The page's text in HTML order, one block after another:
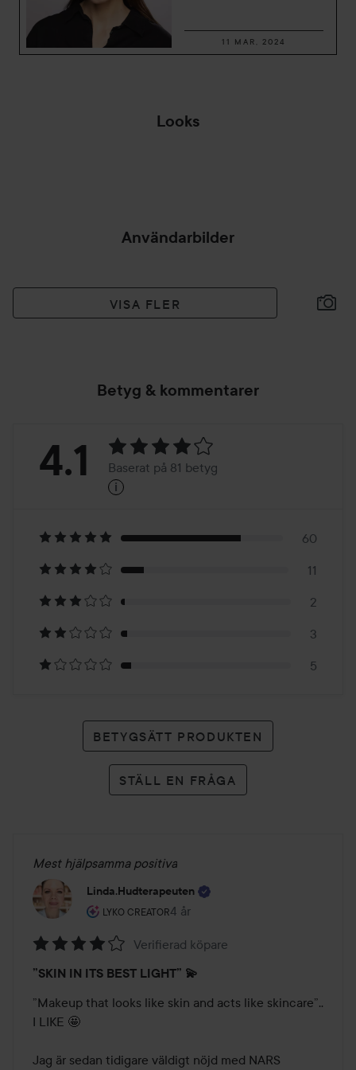
11 MAR, 2024
Looks
Användarbilder
VISA FLER
Betyg & kommentarer
Betyg:
Baserat
på
81
betyg
4.1 Baserat på 81 betyg
i
60
11
2
3
5
BETYGSÄTT PRODUKTEN
STÄLL EN FRÅGA
Mest hjälpsamma positiva
Linda.hudterapeuten
LYKO CREATOR
Användarens roll: Lyko Creator.
4 år
Inlägget skapades 4 år
4
av
5
Verifierad köpare
”SKIN IN ITS BEST LIGHT” 💫
”Makeup that looks like skin and acts like skincare”..
I LIKE 🤩
Jag är sedan tidigare väldigt nöjd med NARS